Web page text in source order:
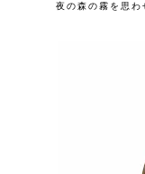
夜の森の霧を思わ